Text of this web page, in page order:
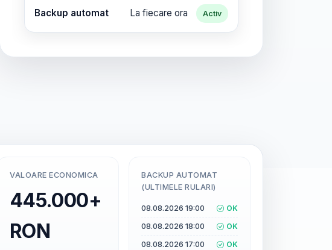
Backup automat La fiecare ora Activ
VALOARE ECONOMICA
445.000+
RON
BACKUP AUTOMAT
(ULTIMELE RULARI)
08.08.2026 19:00
OK
08.08.2026 18:00
OK
08.08.2026 17:00
OK